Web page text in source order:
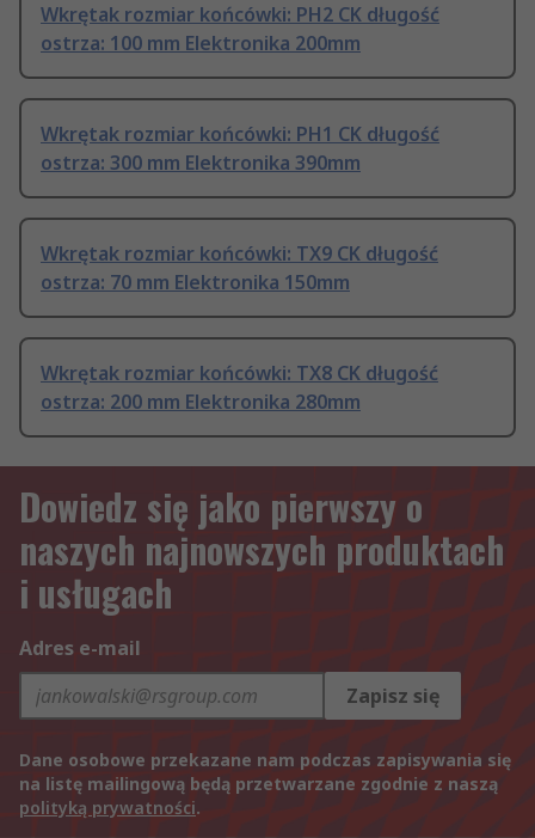
Wkrętak rozmiar końcówki: PH2 CK długość
ostrza: 100 mm Elektronika 200mm
Wkrętak rozmiar końcówki: PH1 CK długość
ostrza: 300 mm Elektronika 390mm
Wkrętak rozmiar końcówki: TX9 CK długość
ostrza: 70 mm Elektronika 150mm
Wkrętak rozmiar końcówki: TX8 CK długość
ostrza: 200 mm Elektronika 280mm
Dowiedz się jako pierwszy o
naszych najnowszych produktach
i usługach
Adres e-mail
Zapisz się
Dane osobowe przekazane nam podczas zapisywania się
na listę mailingową będą przetwarzane zgodnie z naszą
polityką prywatności.